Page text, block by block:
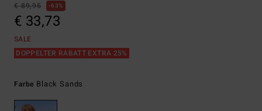
€ 89,95
63%
€ 33,73
SALE
DOPPELTER RABATT EXTRA 25%
Farbe Black Sands